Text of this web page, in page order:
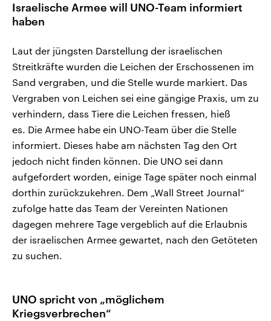
Israelische Armee will UNO-Team informiert
haben
Laut der jüngsten Darstellung der israelischen
Streitkräfte wurden die Leichen der Erschossenen im
Sand vergraben, und die Stelle wurde markiert. Das
Vergraben von Leichen sei eine gängige Praxis, um zu
verhindern, dass Tiere die Leichen fressen, hieß
es. Die Armee habe ein UNO-Team über die Stelle
informiert. Dieses habe am nächsten Tag den Ort
jedoch nicht finden können. Die UNO sei dann
aufgefordert worden, einige Tage später noch einmal
dorthin zurückzukehren. Dem „Wall Street Journal“
zufolge hatte das Team der Vereinten Nationen
dagegen mehrere Tage vergeblich auf die Erlaubnis
der israelischen Armee gewartet, nach den Getöteten
zu suchen.
UNO spricht von „möglichem
Kriegsverbrechen“